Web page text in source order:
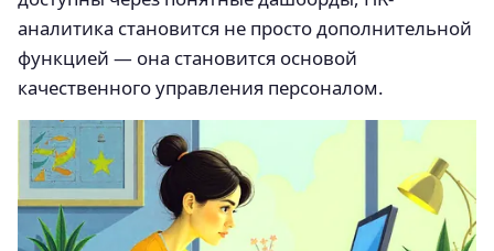
аналитика становится не просто дополнительной
функцией — она становится основой
качественного управления персоналом.